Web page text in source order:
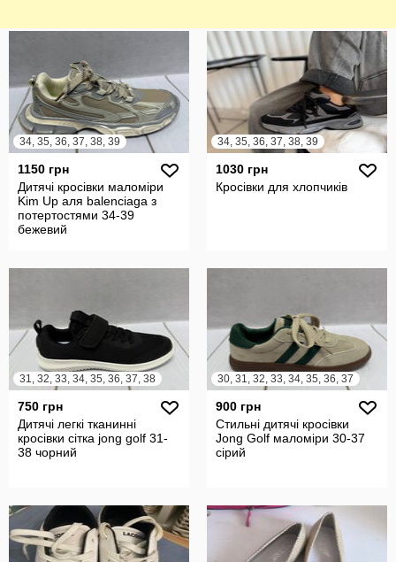
34, 35, 36, 37, 38, 39
1150 грн
Дитячі кросівки маломіри
Kim Up аля balenciaga з
потертостями 34-39
бежевий
34, 35, 36, 37, 38, 39
1030 грн
Кросівки для хлопчиків
31, 32, 33, 34, 35, 36, 37, 38
750 грн
Дитячі легкі тканинні
кросівки сітка jong golf 31-
38 чорний
30, 31, 32, 33, 34, 35, 36, 37
900 грн
Стильні дитячі кросівки
Jong Golf маломіри 30-37
сірий